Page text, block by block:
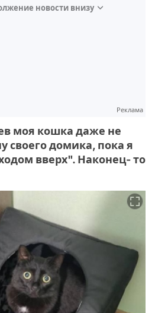
новости внизу
Реклама
моя кошка даже не
своего домика, пока я
вверх". Наконец- то